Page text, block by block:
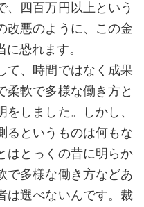
、四百万円以上という
改悪のように、この金
恐れます。
て、時間ではなく成果
柔軟で多様な働き方と
しました。しかし、
るというものは何もな
はとっくの昔に明らか
で多様な働き方などあ
は選べないんです。裁